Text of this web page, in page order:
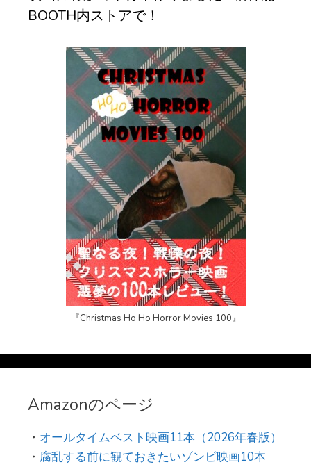
BOOTH内ストアで！
『Christmas Ho Ho Horror Movies 100』
Amazonのページ
・ オールタイムベスト映画11本（2026年春版）
・ 腐乱する前に観ておきたいゾンビ映画10本